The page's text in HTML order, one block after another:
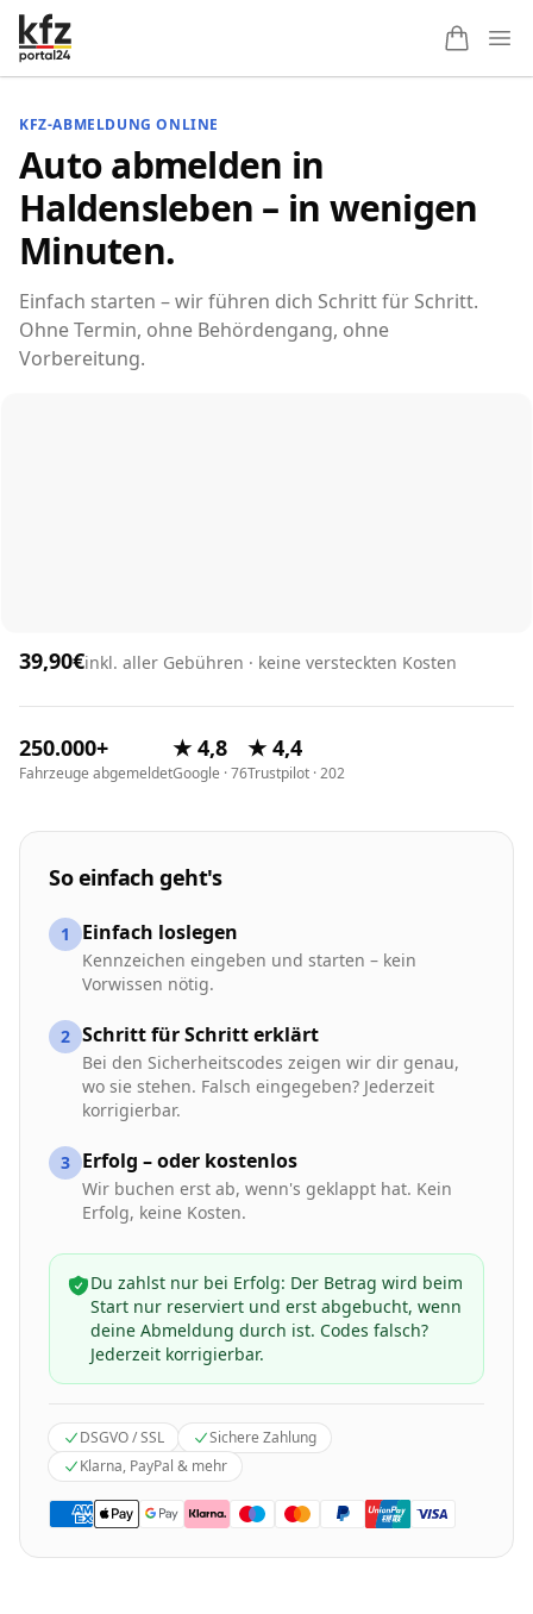
KFZ-ABMELDUNG ONLINE
Auto abmelden in
Haldensleben – in wenigen
Minuten.
Einfach starten – wir führen dich Schritt für Schritt.
Ohne Termin, ohne Behördengang, ohne
Vorbereitung.
39,90€inkl. aller Gebühren · keine versteckten Kosten
250.000+
Fahrzeuge abgemeldet
★ 4,8
Google · 76
★ 4,4
Trustpilot · 202
So einfach geht's
1 Einfach loslegen
Kennzeichen eingeben und starten – kein
Vorwissen nötig.
2 Schritt für Schritt erklärt
Bei den Sicherheitscodes zeigen wir dir genau,
wo sie stehen. Falsch eingegeben? Jederzeit
korrigierbar.
3 Erfolg – oder kostenlos
Wir buchen erst ab, wenn's geklappt hat. Kein
Erfolg, keine Kosten.
Du zahlst nur bei Erfolg: Der Betrag wird beim
Start nur reserviert und erst abgebucht, wenn
deine Abmeldung durch ist. Codes falsch?
Jederzeit korrigierbar.
DSGVO / SSL
Sichere Zahlung
Klarna, PayPal & mehr